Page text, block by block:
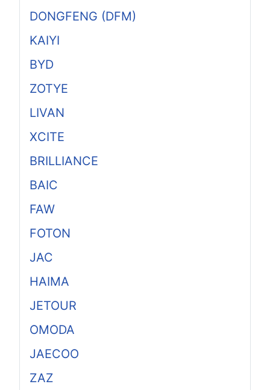
DONGFENG (DFM)
KAIYI
BYD
ZOTYE
LIVAN
XCITE
BRILLIANCE
BAIC
FAW
FOTON
JAC
HAIMA
JETOUR
OMODA
JAECOO
ZAZ